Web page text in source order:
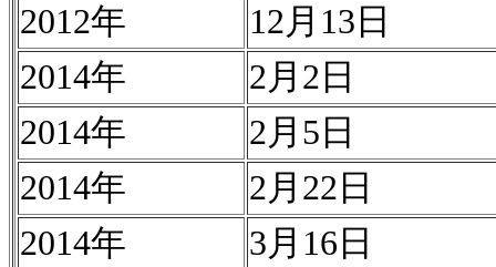
2012年
12月13日
2014年
2月2日
2014年
2月5日
2014年
2月22日
2014年
3月16日